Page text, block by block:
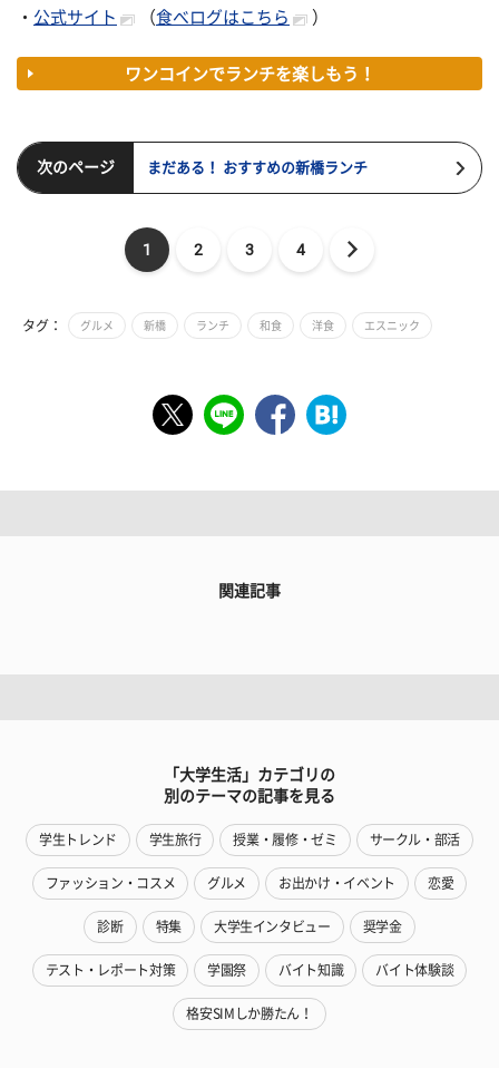
・ 公式サイト （食べログはこちら ）
ワンコインでランチを楽しもう！
次のページ まだある！ おすすめの新橋ランチ
1 2 3 4
タグ： グルメ 新橋 ランチ 和食 洋食 エスニック
関連記事
「大学生活」カテゴリの
別のテーマの記事を見る
学生トレンド 学生旅行 授業・履修・ゼミ サークル・部活
ファッション・コスメ グルメ お出かけ・イベント 恋愛
診断 特集 大学生インタビュー 奨学金
テスト・レポート対策 学園祭 バイト知識 バイト体験談
格安SIMしか勝たん！